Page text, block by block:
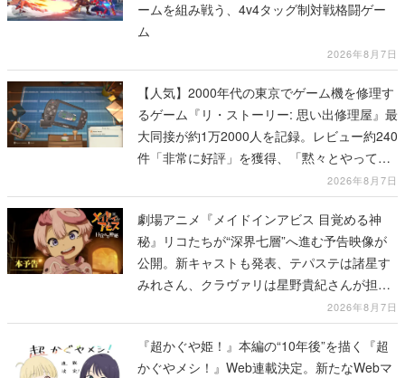
ームを組み戦う、4v4タッグ制対戦格闘ゲー
ム
2026年8月7日
【人気】2000年代の東京でゲーム機を修理す
るゲーム『リ・ストーリー: 思い出修理屋』最
大同接が約1万2000人を記録。レビュー約240
件「非常に好評」を獲得、「黙々とやってし
2026年8月7日
劇場アニメ『メイドインアビス 目覚める神
秘』リコたちが“深界七層”へ進む予告映像が
公開。新キャストも発表、テパステは諸星す
みれさん、クラヴァリは星野貴紀さんが担当
2026年8月7日
『超かぐや姫！』本編の“10年後”を描く『超
かぐやメシ！』Web連載決定。新たなWebマ